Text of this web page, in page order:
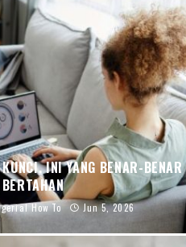
INI YANG BENAR-BENAR
How To Jun 5, 2026